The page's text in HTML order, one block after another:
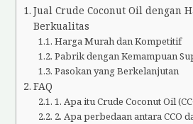
Jual Crude Coconut Oil dengan
Berkualitas
Harga Murah dan Kompetitif
Pabrik dengan Kemampuan
Pasokan yang Berkelanjutan
FAQ
1. Apa itu Crude Coconut Oil
2. Apa perbedaan antara CCO